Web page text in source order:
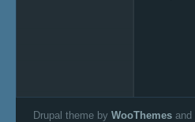
Drupal theme by WooThemes and